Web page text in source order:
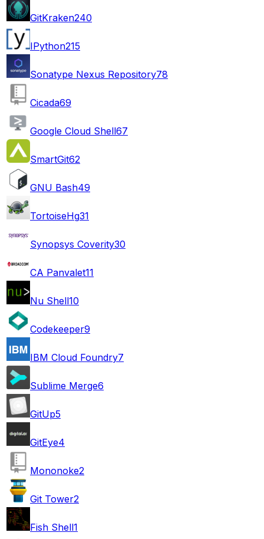
GitKraken240
IPython215
Sonatype Nexus Repository78
Cicada69
Google Cloud Shell67
SmartGit62
GNU Bash49
TortoiseHg31
Synopsys Coverity30
CA Panvalet11
Nu Shell10
Codekeeper9
IBM Cloud Foundry7
Sublime Merge6
GitUp5
GitEye4
Mononoke2
Git Tower2
Fish Shell1